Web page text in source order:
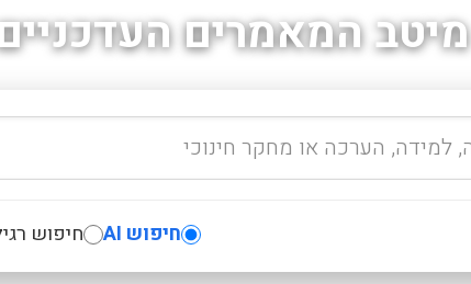
מיטב המאמרים
חיפוש AI חיפוש